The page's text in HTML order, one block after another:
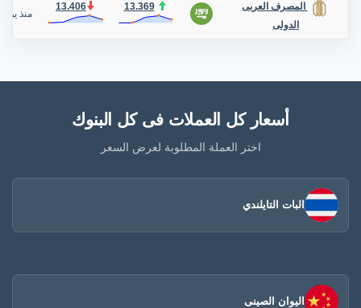
المصرف العربى
الدولى
13.369
13.406
منذ يوم
أسعار كل العملات فى كل البنوك
اختر العملة المطلوبة لعرض السعر
البات التايلندي
اليوان الصينى​